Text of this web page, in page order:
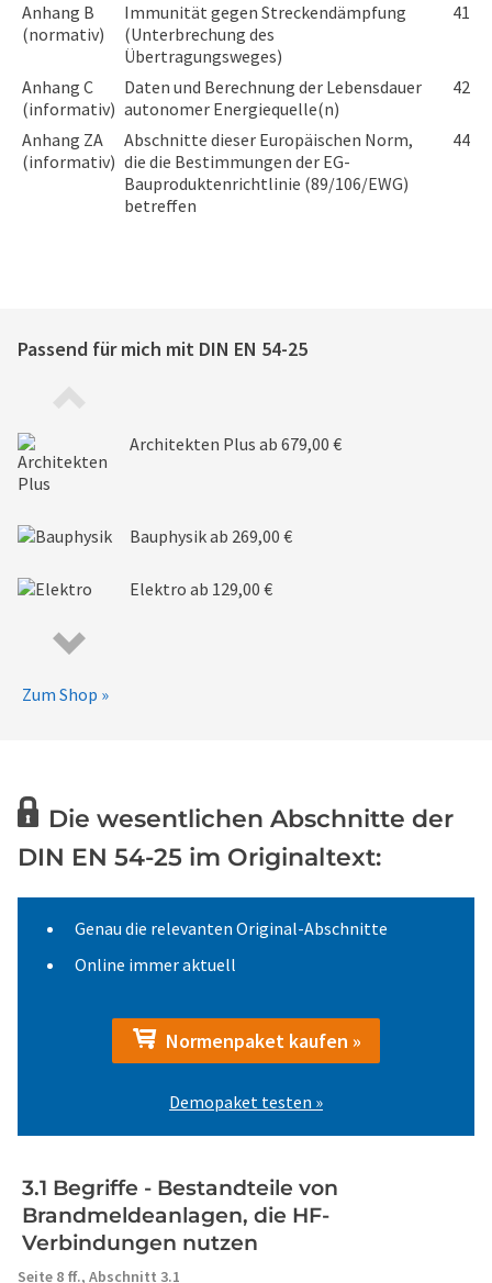
Anhang B
(normativ)
Immunität gegen Streckendämpfung
(Unterbrechung des
Übertragungsweges)
41
Anhang C
(informativ)
Daten und Berechnung der Lebensdauer
autonomer Energiequelle(n)
42
Anhang ZA
(informativ)
Abschnitte dieser Europäischen Norm,
die die Bestimmungen der EG-
Bauproduktenrichtlinie (89/106/EWG)
betreffen
44
Passend für mich mit DIN EN 54-25
Architekten Plus ab 679,00 €
Bauphysikab 269,00 €
Elektro ab 129,00 €
Zum Shop »
Die wesentlichen Abschnitte der
DIN EN 54-25 im Originaltext:
Genau die relevanten Original-Abschnitte
Online immer aktuell
Normenpaket kaufen »
Demopaket testen »
3.1 Begriffe - Bestandteile von
Brandmeldeanlagen, die HF-
Verbindungen nutzen
Seite 8 ff., Abschnitt 3.1